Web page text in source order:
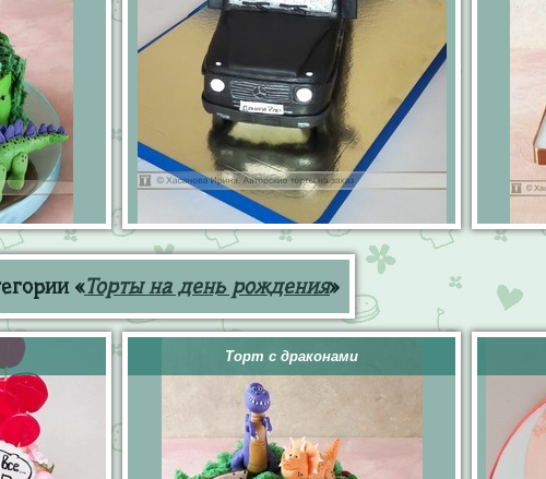
«Торты на день рождения»
Торт с драконами